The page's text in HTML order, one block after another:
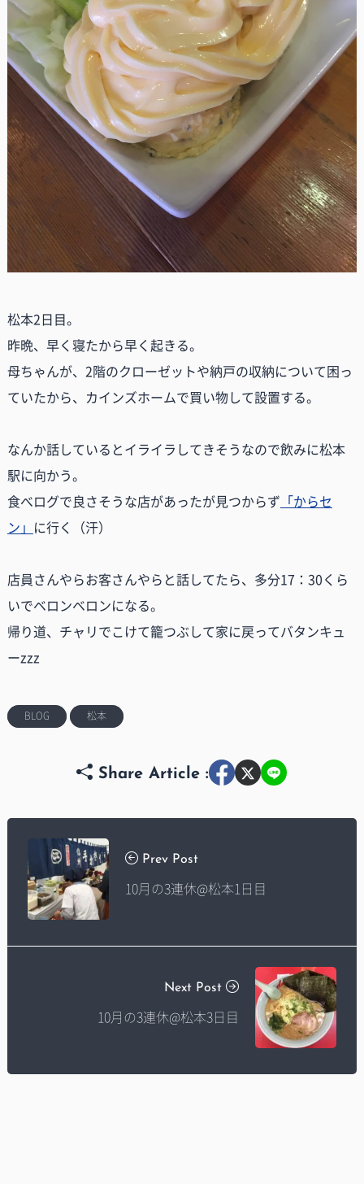
松本2日目。
昨晩、早く寝たから早く起きる。
母ちゃんが、2階のクローゼットや納戸の収納について困っ
ていたから、カインズホームで買い物して設置する。
なんか話しているとイライラしてきそうなので飲みに松本
駅に向かう。
食べログで良さそうな店があったが見つからず 「からセ
ン」 に行く（汗）
店員さんやらお客さんやらと話してたら、多分17：30くら
いでベロンベロンになる。
帰り道、チャリでこけて籠つぶして家に戻ってバタンキュ
ーzzz
BLOG 松本
Share Article :
Prev Post
10月の3連休@松本1日目
Next Post
10月の3連休@松本3日目